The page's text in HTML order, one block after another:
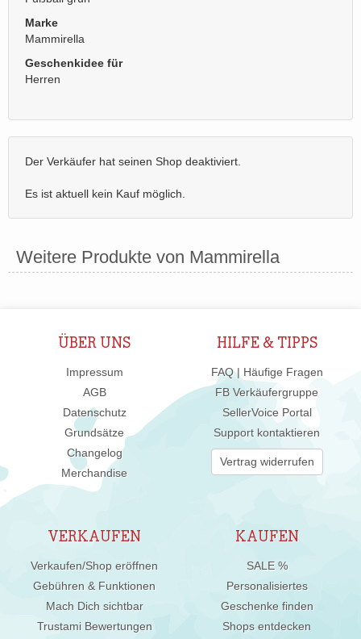
Marke
Mammirella
Geschenkidee für
Herren
Der Verkäufer hat seinen Shop deaktiviert.
Es ist aktuell kein Kauf möglich.
Weitere Produkte von Mammirella
ÜBER UNS
Impressum
AGB
Datenschutz
Grundsätze
Changelog
Merchandise
HILFE & TIPPS
FAQ | Häufige Fragen
FB Verkäufergruppe
SellerVoice Portal
Support kontaktieren
Vertrag widerrufen
VERKAUFEN
Verkaufen/Shop eröffnen
Gebühren & Funktionen
Mach Dich sichtbar
Trustami Bewertungen
KAUFEN
SALE %
Personalisiertes
Geschenke finden
Shops entdecken